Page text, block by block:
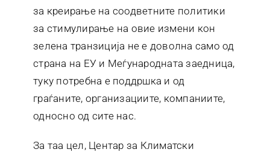
за креирање на соодветните политики
за стимулирање на овие измени кон
зелена транзиција не е доволна само од
страна на ЕУ и Меѓународната заедница,
туку потребна е поддршка и од
граѓаните, организациите, компаниите,
односно од сите нас.
За таа цел, Центар за Климатски